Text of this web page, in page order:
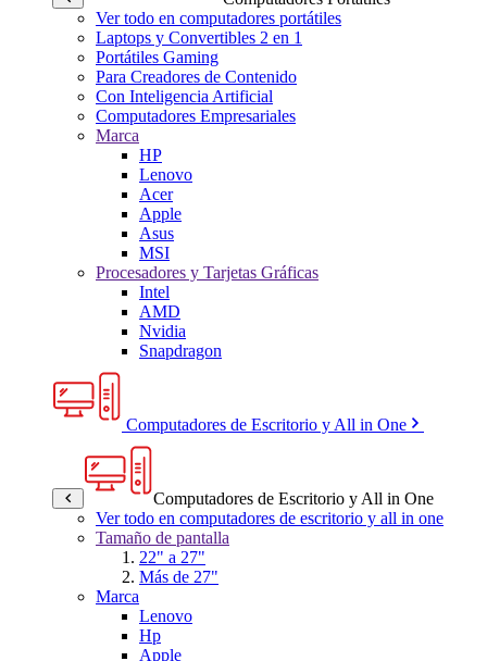
Ver todo en computadores portátiles
Laptops y Convertibles 2 en 1
Portátiles Gaming
Para Creadores de Contenido
Con Inteligencia Artificial
Computadores Empresariales
Marca
HP
Lenovo
Acer
Apple
Asus
MSI
Procesadores y Tarjetas Gráficas
Intel
AMD
Nvidia
Snapdragon
Computadores de Escritorio y All in One
Computadores de Escritorio y All in One
Ver todo en computadores de escritorio y all in one
Tamaño de pantalla
22" a 27"
Más de 27"
Marca
Lenovo
Hp
Apple